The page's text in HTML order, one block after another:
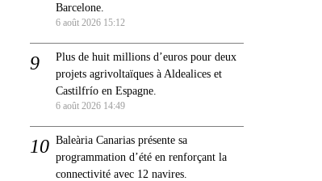
Barcelone.
6 août 2026 15:12
Plus de huit millions d’euros pour deux
projets agrivoltaïques à Aldealices et
Castilfrío en Espagne.
6 août 2026 14:49
Baleària Canarias présente sa
programmation d’été en renforçant la
connectivité avec 12 navires.